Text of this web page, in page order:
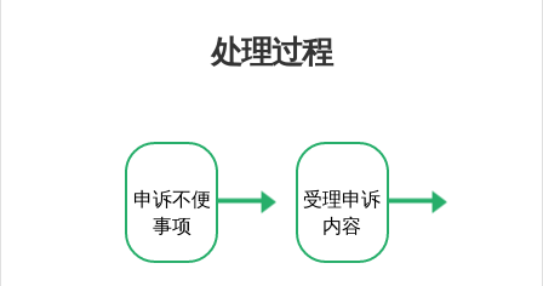
处理过程​
申诉不便
事项​
受理申诉
内容​